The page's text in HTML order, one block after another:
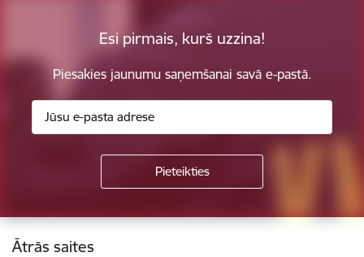
Esi pirmais, kurš uzzina!
Piesakies jaunumu saņemšanai savā e-pastā.
Kājene
Ātrās saites